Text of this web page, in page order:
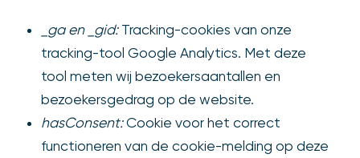
_ga en _gid:Tracking-cookies van onze
tracking-tool Google Analytics. Met deze
tool meten wij bezoekersaantallen en
bezoekersgedrag op de website.
hasConsent:Cookie voor het correct
functioneren van de cookie-melding op deze